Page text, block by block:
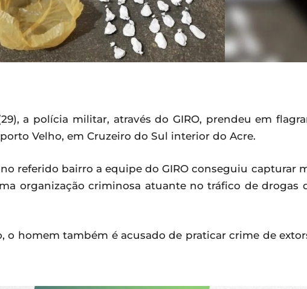
a polícia militar, através do GIRO, prendeu em
Velho, em Cruzeiro do Sul interior do Acre.
referido bairro a equipe do GIRO conseguiu capturar
organização criminosa atuante no tráfico de drogas
o homem também é acusado de praticar crime de